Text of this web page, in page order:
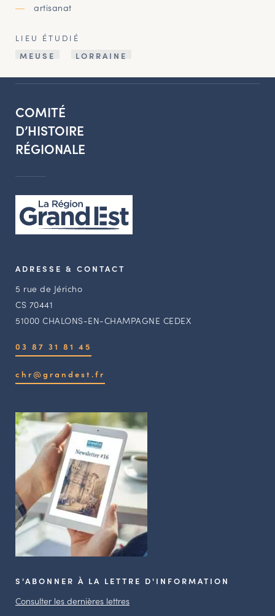
artisanat
LIEU ÉTUDIÉ
MEUSE
LORRAINE
COMITÉ
D’HISTOIRE
RÉGIONALE
ADRESSE & CONTACT
5 rue de Jéricho
CS 70441
51000 CHALONS-EN-CHAMPAGNE CEDEX
03 87 31 81 45
chr@grandest.fr
S'ABONNER À LA LETTRE D'INFORMATION
Consulter les dernières lettres